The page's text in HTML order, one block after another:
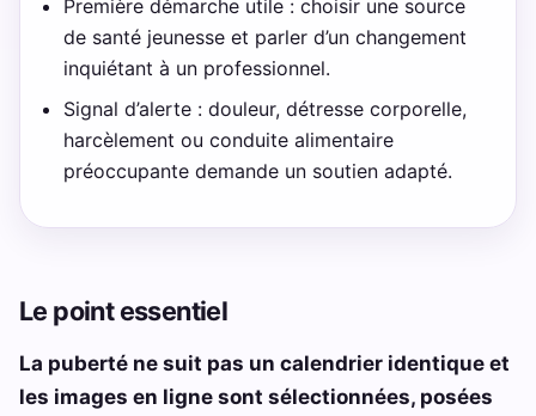
Première démarche utile : choisir une source
de santé jeunesse et parler d’un changement
inquiétant à un professionnel.
Signal d’alerte : douleur, détresse corporelle,
harcèlement ou conduite alimentaire
préoccupante demande un soutien adapté.
Le point essentiel
La puberté ne suit pas un calendrier identique et
les images en ligne sont sélectionnées, posées